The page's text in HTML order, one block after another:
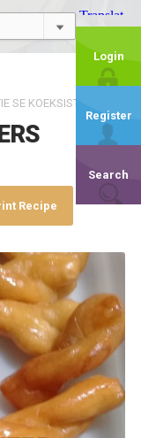
Login
Register
Search
SE KOEKSISTERS
Recipe